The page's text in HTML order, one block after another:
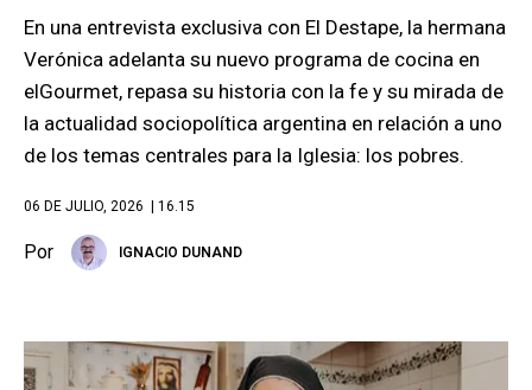
En una entrevista exclusiva con El Destape, la hermana
Verónica adelanta su nuevo programa de cocina en
elGourmet, repasa su historia con la fe y su mirada de
la actualidad sociopolítica argentina en relación a uno
de los temas centrales para la Iglesia: los pobres.
06 DE JULIO, 2026 | 16.15
Por IGNACIO DUNAND